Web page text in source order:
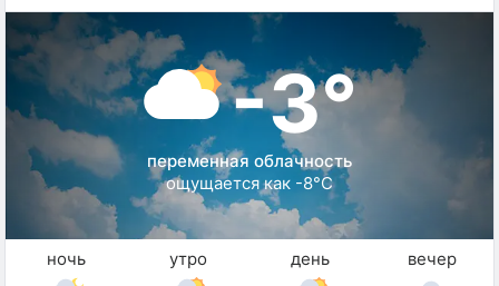
-3°
переменная облачность
ощущается как -8°C
ночь утро день вечер